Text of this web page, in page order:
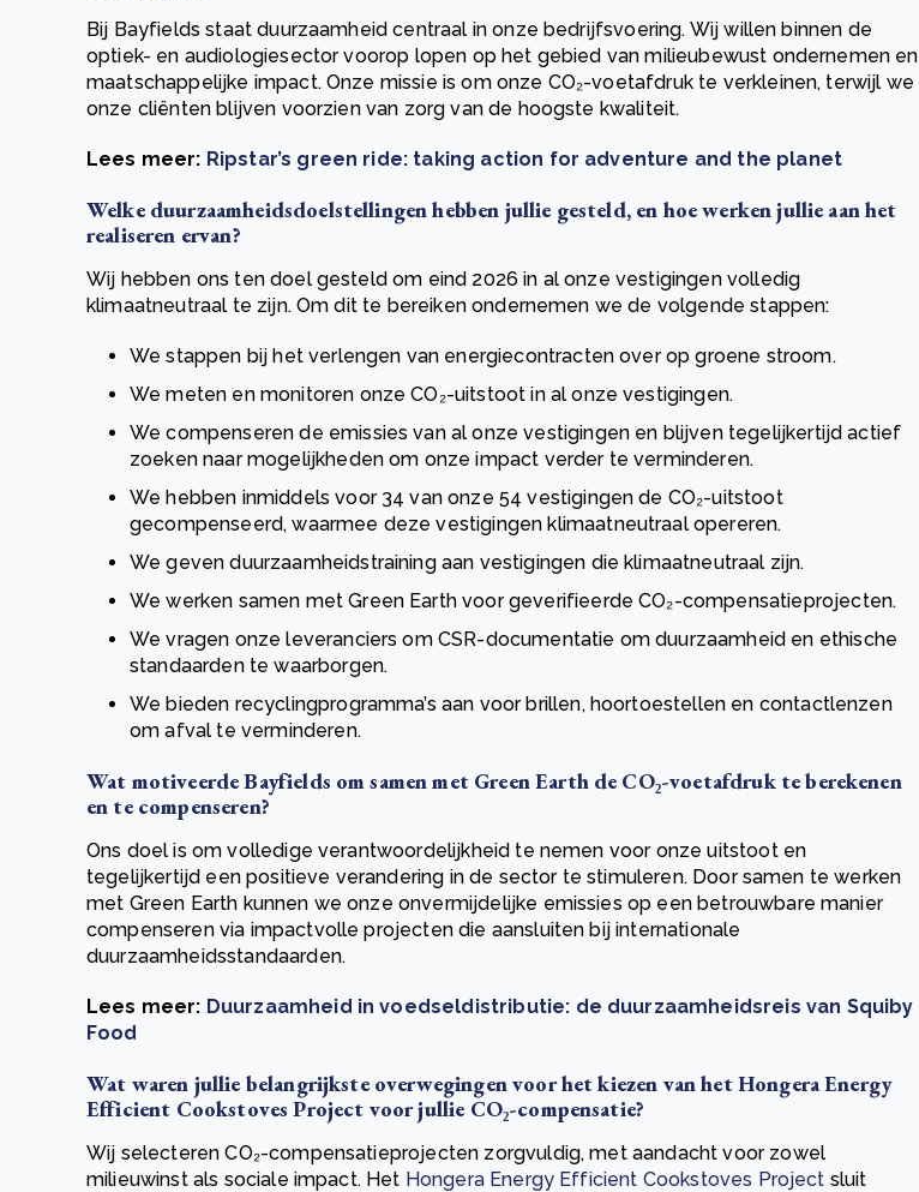
Bij Bayfields staat duurzaamheid centraal in onze bedrijfsvoering. Wij willen binnen de
optiek- en audiologiesector voorop lopen op het gebied van milieubewust ondernemen en
maatschappelijke impact. Onze missie is om onze CO₂-voetafdruk te verkleinen, terwijl we
onze cliënten blijven voorzien van zorg van de hoogste kwaliteit.
Lees meer: Ripstar’s green ride: taking action for adventure and the planet
Welke duurzaamheidsdoelstellingen hebben jullie gesteld, en hoe werken jullie aan het
realiseren ervan?
Wij hebben ons ten doel gesteld om eind 2026 in al onze vestigingen volledig
klimaatneutraal te zijn. Om dit te bereiken ondernemen we de volgende stappen:
We stappen bij het verlengen van energiecontracten over op groene stroom.
We meten en monitoren onze CO₂-uitstoot in al onze vestigingen.
We compenseren de emissies van al onze vestigingen en blijven tegelijkertijd actief
zoeken naar mogelijkheden om onze impact verder te verminderen.
We hebben inmiddels voor 34 van onze 54 vestigingen de CO₂-uitstoot
gecompenseerd, waarmee deze vestigingen klimaatneutraal opereren.
We geven duurzaamheidstraining aan vestigingen die klimaatneutraal zijn.
We werken samen met Green Earth voor geverifieerde CO₂-compensatieprojecten.
We vragen onze leveranciers om CSR-documentatie om duurzaamheid en ethische
standaarden te waarborgen.
We bieden recyclingprogramma’s aan voor brillen, hoortoestellen en contactlenzen
om afval te verminderen.
Wat motiveerde Bayfields om samen met Green Earth de CO₂-voetafdruk te berekenen
en te compenseren?
Ons doel is om volledige verantwoordelijkheid te nemen voor onze uitstoot en
tegelijkertijd een positieve verandering in de sector te stimuleren. Door samen te werken
met Green Earth kunnen we onze onvermijdelijke emissies op een betrouwbare manier
compenseren via impactvolle projecten die aansluiten bij internationale
duurzaamheidsstandaarden.
Lees meer: Duurzaamheid in voedseldistributie: de duurzaamheidsreis van Squiby
Food
Wat waren jullie belangrijkste overwegingen voor het kiezen van het Hongera Energy
Efficient Cookstoves Project voor jullie CO₂-compensatie?
Wij selecteren CO₂-compensatieprojecten zorgvuldig, met aandacht voor zowel
milieuwinst als sociale impact. Het Hongera Energy Efficient Cookstoves Project sluit